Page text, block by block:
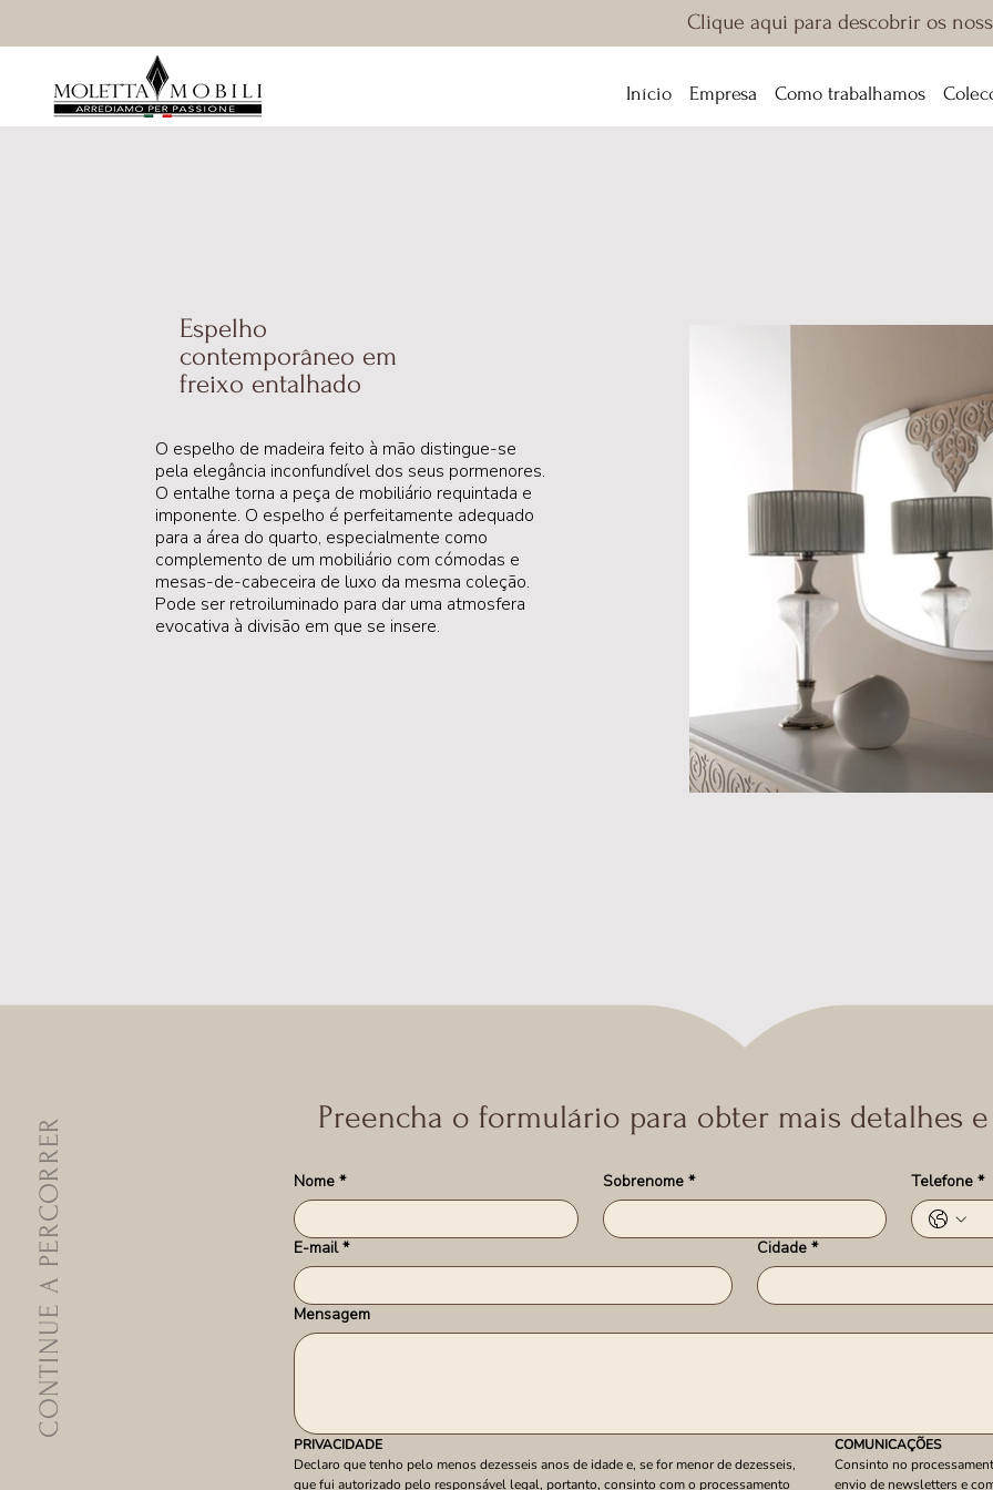
Clique aqui para descobrir os
Início Empresa Como trabalhamos
Espelho
contemporâneo em
freixo entalhado
O espelho de madeira feito à mão distingue-se
pela elegância inconfundível dos seus pormenores.
O entalhe torna a peça de mobiliário requintada e
imponente. O espelho é perfeitamente adequado
para a área do quarto, especialmente como
complemento de um mobiliário com cómodas e
mesas-de-cabeceira de luxo da mesma coleção.
Pode ser retroiluminado para dar uma atmosfera
evocativa à divisão em que se insere.
CONTINUE A PERCORRER Preencha o formulário para obter mais detalhes
Nome * Sobrenome * Telefone *
E-mail * Cidade *
Mensagem
PRIVACIDADE
Declaro que tenho pelo menos dezesseis anos de idade e, se for menor de dezesseis,
que fui autorizado pelo responsável legal, portanto, consinto com o processamento
COMUNICAÇÕES
Consinto no
envio de newsletters e